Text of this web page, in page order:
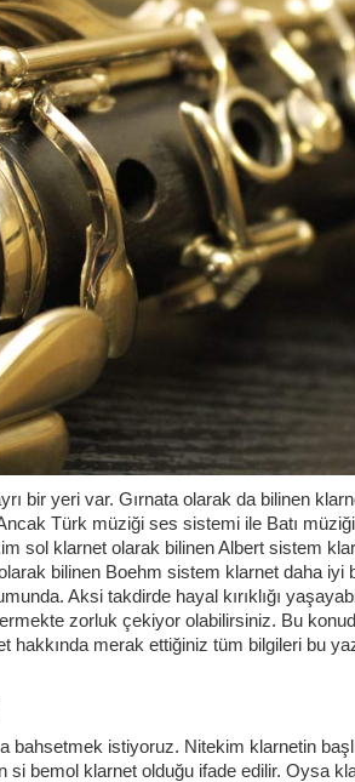
bir yeri var. Gırnata olarak da bilinen
Türk müziği ses sistemi ile Batı
sol klarnet olarak bilinen Albert sistem
bilinen Boehm sistem klarnet daha
Aksi takdirde hayal kırıklığı
zorluk çekiyor olabilirsiniz. Bu
hakkında merak ettiğiniz tüm bilgileri bu
bahsetmek istiyoruz. Nitekim klarnetin
si bemol klarnet olduğu ifade edilir. Oysa